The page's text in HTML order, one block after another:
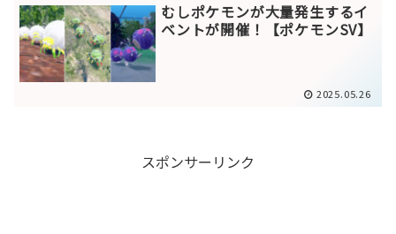
むしポケモンが大量発生するイ
ベントが開催！【ポケモンSV】
2025.05.26
スポンサーリンク